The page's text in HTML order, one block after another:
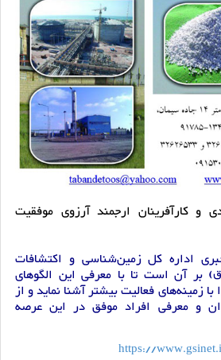
و کارآفرینان ارجمند آرزوی موفقیت
اداره کل زمین‌شناسی و اکتشافات
بر آن است تا با معرفی این الگوهای
با زمینه‌های فعالیت بیشتر آشنا نماید و از
و معرفی افراد موفق در این عرصه
https://